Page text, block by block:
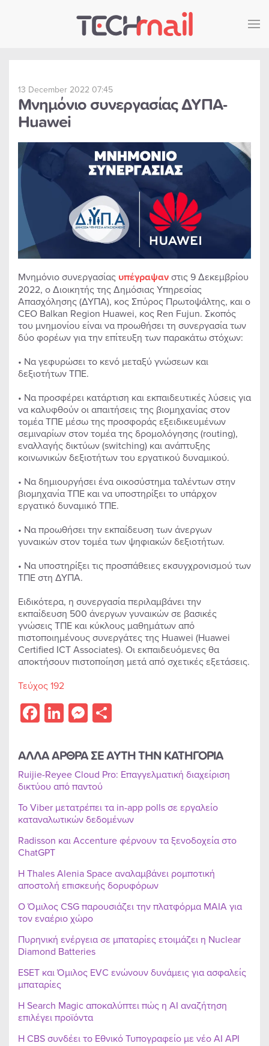
Skip to main content
13 December 2022 07:45
Μνημόνιο συνεργασίας ΔΥΠΑ-
Huawei
Μνημόνιο συνεργασίας υπέγραψανστις 9 Δεκεμβρίου
2022, ο Διοικητής της Δημόσιας Υπηρεσίας
Απασχόλησης (ΔΥΠΑ), κος Σπύρος Πρωτοψάλτης, και ο
CEO Balkan Region Huawei, κος Ren Fujun. Σκοπός
του μνημονίου είναι να προωθήσει τη συνεργασία των
δύο φορέων για την επίτευξη των παρακάτω στόχων:
• Να γεφυρώσει το κενό μεταξύ γνώσεων και
δεξιοτήτων ΤΠΕ.
• Να προσφέρει κατάρτιση και εκπαιδευτικές λύσεις για
να καλυφθούν οι απαιτήσεις της βιομηχανίας στον
τομέα ΤΠΕ μέσω της προσφοράς εξειδικευμένων
σεμιναρίων στον τομέα της δρομολόγησης (routing),
εναλλαγής δικτύων (switching) και ανάπτυξης
κοινωνικών δεξιοτήτων του εργατικού δυναμικού.
• Να δημιουργήσει ένα οικοσύστημα ταλέντων στην
βιομηχανία ΤΠΕ και να υποστηρίξει το υπάρχον
εργατικό δυναμικό ΤΠΕ.
• Να προωθήσει την εκπαίδευση των άνεργων
γυναικών στον τομέα των ψηφιακών δεξιοτήτων.
• Να υποστηρίξει τις προσπάθειες εκσυγχρονισμού των
ΤΠΕ στη ΔΥΠΑ.
Ειδικότερα, η συνεργασία περιλαμβάνει την
εκπαίδευση 500 άνεργων γυναικών σε βασικές
γνώσεις ΤΠΕ και κύκλους μαθημάτων από
πιστοποιημένους συνεργάτες της Huawei (Huawei
Certified ICT Associates). Οι εκπαιδευόμενες θα
αποκτήσουν πιστοποίηση μετά από σχετικές εξετάσεις.
Τεύχος 192
Facebook
LinkedIn
Messenger
ΑΛΛΑ ΑΡΘΡΑ ΣΕ ΑΥΤΗ ΤΗΝ ΚΑΤΗΓΟΡΙΑ
Ruijie-Reyee Cloud Pro: Επαγγελματική διαχείριση
δικτύου από παντού
Το Viber μετατρέπει τα in-app polls σε εργαλείο
καταναλωτικών δεδομένων
Radisson και Accenture φέρνουν τα ξενοδοχεία στο
ChatGPT
Η Thales Alenia Space αναλαμβάνει ρομποτική
αποστολή επισκευής δορυφόρων
Ο Όμιλος CSG παρουσιάζει την πλατφόρμα MAIA για
τον εναέριο χώρο
Πυρηνική ενέργεια σε μπαταρίες ετοιμάζει η Nuclear
Diamond Batteries
ESET και Όμιλος EVC ενώνουν δυνάμεις για ασφαλείς
μπαταρίες
Η Search Magic αποκαλύπτει πώς η AI αναζήτηση
επιλέγει προϊόντα
Η CBS συνδέει το Εθνικό Τυπογραφείο με νέο AI API